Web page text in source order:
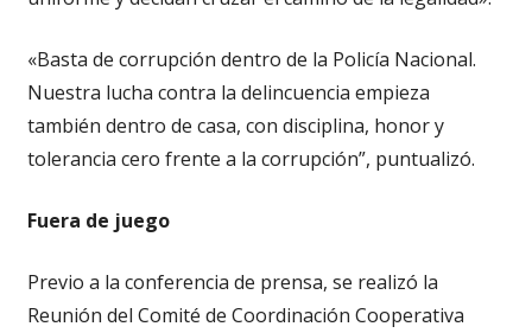
«Basta de corrupción dentro de la Policía Nacional.
Nuestra lucha contra la delincuencia empieza
también dentro de casa, con disciplina, honor y
tolerancia cero frente a la corrupción”, puntualizó.
Fuera de juego
Previo a la conferencia de prensa, se realizó la
Reunión del Comité de Coordinación Cooperativa